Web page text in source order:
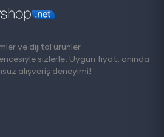
ve dijital ürünler
sizlerle. Uygun fiyat, anında
alışveriş deneyimi!